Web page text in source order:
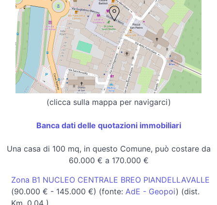
(clicca sulla mappa per navigarci)
Banca dati delle quotazioni immobiliari
Una casa di 100 mq, in questo Comune, può costare da
60.000 € a 170.000 €
Zona B1 NUCLEO CENTRALE BREO PIANDELLAVALLE
(90.000 € - 145.000 €) (fonte: AdE - Geopoi) (dist.
Km. 0,04 )